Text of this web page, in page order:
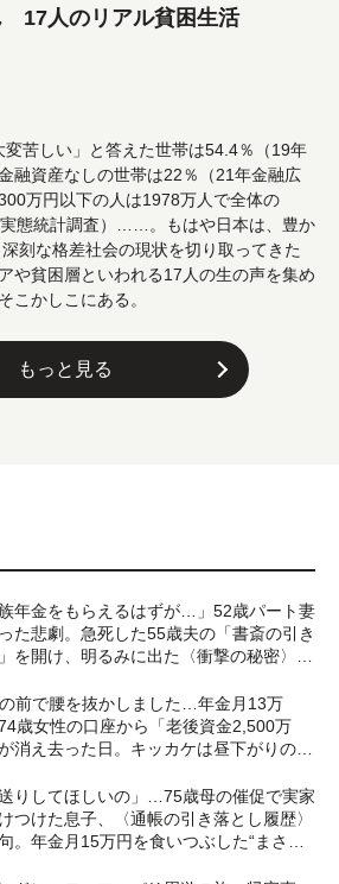
17人のリアル貧困生活
変苦しい」と答えた世帯は54.4％（19年
融資産なしの世帯は22％（21年金融広
万円以下の人は1978万人で全体の
態統計調査）……。もはや日本は、豊か
刻な格差社会の現状を切り取ってきた
や貧困層といわれる17人の生の声を集め
こかしこにある。
もっと見る
族年金をもらえるはずが…」52歳パート妻
た悲劇。急死した55歳夫の「書斎の引き
を開け、明るみに出た〈衝撃の秘密〉
前で腰を抜かしました…年金月13万
歳女性の口座から「老後資金2,500万
消え去った日。キッカケは昼下がりの
送りしてほしいの」…75歳母の催促で実家
つけた息子、〈通帳の引き落とし履歴〉
。年金月15万円を食いつぶした“まさか